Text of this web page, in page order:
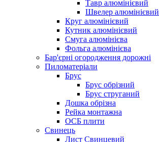
Тавр алюмінієвий
Швелер алюмінієвий
Круг алюмінієвий
Кутник алюмінієвий
Смуга алюмінієва
Фольга алюмінієва
Бар'єрні огородження дорожні
Пиломатеріали
Брус
Брус обрізний
Брус струганий
Дошка обрізна
Рейка монтажна
ОСБ плити
Cвинець
Лист Свинцевий